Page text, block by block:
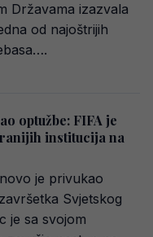
Državama izazvala
od najoštrijih
optužbe: FIFA je
institucija na
je privukao
Svjetskog
je sa svojom